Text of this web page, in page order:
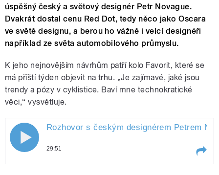
úspěšný český a světový designér Petr Novague.
Dvakrát dostal cenu Red Dot, tedy něco jako Oscara
ve světě designu, a berou ho vážně i velcí designéři
například ze světa automobilového průmyslu.
K jeho nejnovějším návrhům patří kolo Favorit, které se
má příští týden objevit na trhu. „Je zajímavé, jaké jsou
trendy a pózy v cyklistice. Baví mne technokratické
věci,“ vysvětluje.
Rozhovor s českým designérem Petrem
29:51